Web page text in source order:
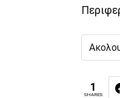
1
SHARES